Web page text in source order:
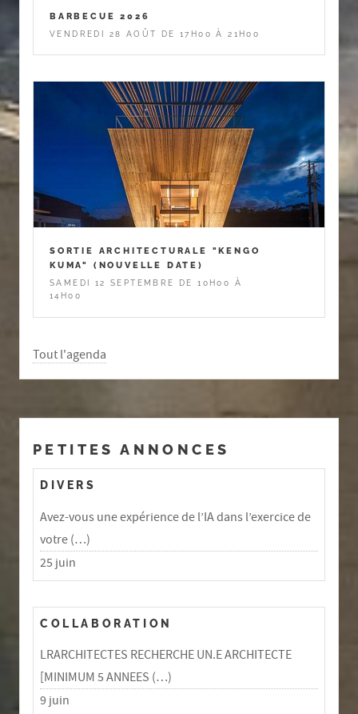
BARBECUE 2026
VENDREDI 28 AOÛT DE 17H00 À 21H00
SORTIE ARCHITECTURALE "KENGO
KUMA" (NOUVELLE DATE)
SAMEDI 12 SEPTEMBRE DE 10H00 À
14H00
Tout l'agenda
PETITES ANNONCES
DIVERS
Avez-vous une expérience de l’IA dans l’exercice de
votre (…)
25 juin
COLLABORATION
LRARCHITECTES RECHERCHE UN.E ARCHITECTE
[MINIMUM 5 ANNEES (…)
9 juin